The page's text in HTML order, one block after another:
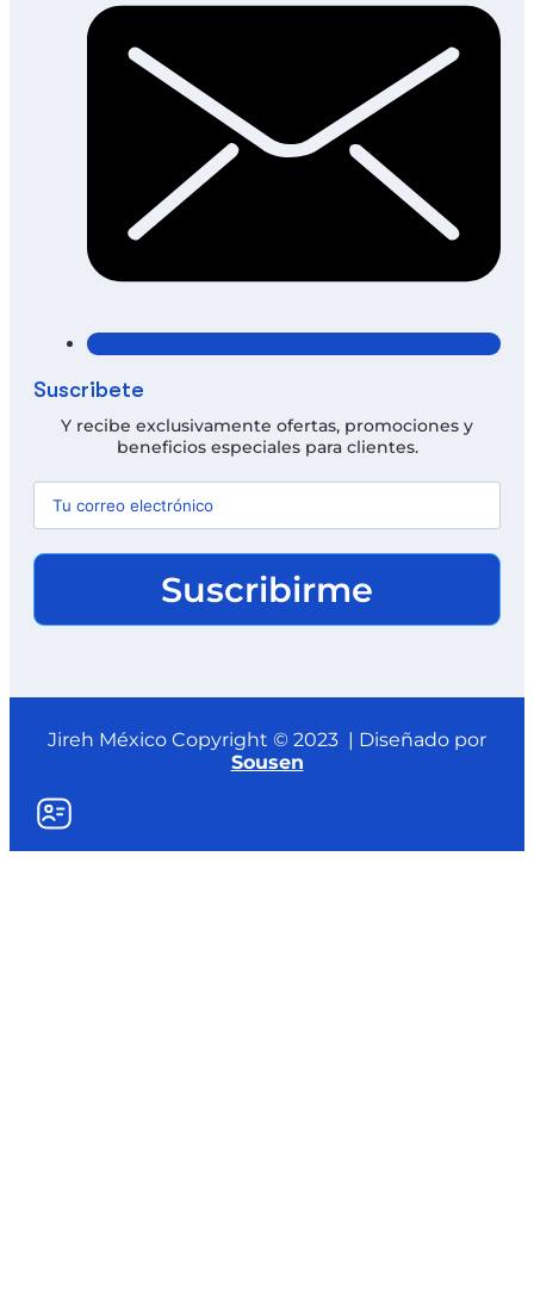
Suscríbete
Y recibe exclusivamente ofertas, promociones y
beneficios especiales para clientes.
Suscribirme
Jireh México Copyright © 2023 | Diseñado por
Sousen